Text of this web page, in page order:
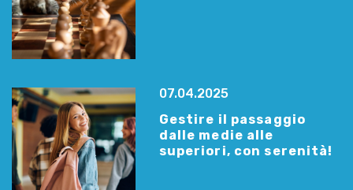
07.04.2025
Gestire il passaggio
dalle medie alle
superiori, con serenità!